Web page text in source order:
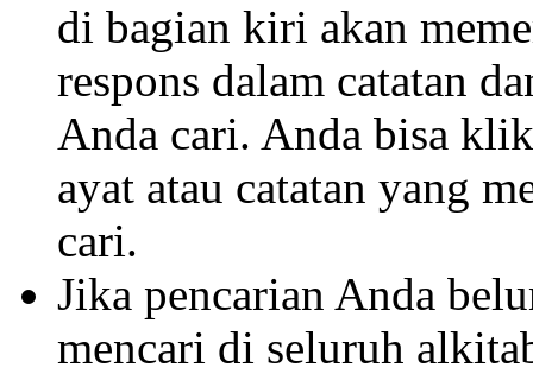
di bagian kiri akan
respons dalam catatan
Anda cari. Anda bisa
ayat atau catatan yang
cari.
Jika pencarian Anda
mencari di seluruh